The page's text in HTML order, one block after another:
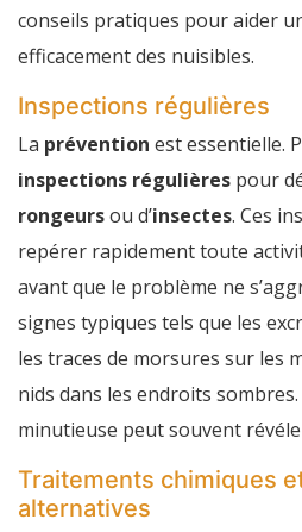
conseils pratiques pour aider
efficacement des nuisibles.
Inspections régulières
La prévention est essentielle.
inspections régulières pour
rongeursou d’insectes. Ces
repérer rapidement toute
avant que le problème ne
signes typiques tels que les
les traces de morsures sur les
nids dans les endroits
minutieuse peut souvent
Traitements chimiques
alternatives